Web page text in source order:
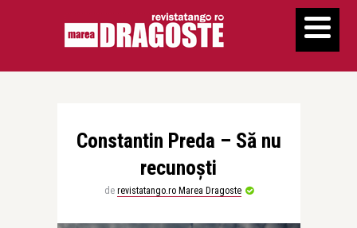
Constantin Preda – Să nu
recunoști
de revistatango.ro Marea Dragoste